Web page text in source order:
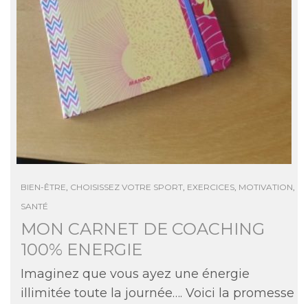
BIEN-ÊTRE, CHOISISSEZ VOTRE SPORT, EXERCICES, MOTIVATION,
SANTÉ
MON CARNET DE COACHING
100% ENERGIE
Imaginez que vous ayez une énergie
illimitée toute la journée…. Voici la promesse